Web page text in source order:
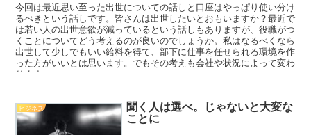
今回は最近思い至った出世についての話しと口座はやっぱり使い分け
るべきという話しです。皆さんは出世したいとおもいますか？最近で
は若い人の出世意欲が減っているという話しもありますが、役職がつ
くことについてどう考えるのが良いのでしょうか。私はなるべくなら
出世して少しでもいい給料を得て、部下に仕事を任せられる環境を作
った方がいいとは思います。でもその考えも会社や状況によって変わ
ります。
ビジネス
聞く人は選べ。じゃないと大変な
ことに